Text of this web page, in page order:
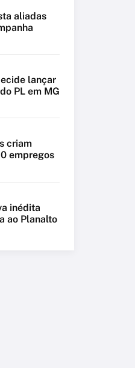
aliadas
lançar
PL em MG
criam
empregos
inédita
ao Planalto